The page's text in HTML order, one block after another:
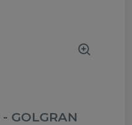
- GOLGRAN